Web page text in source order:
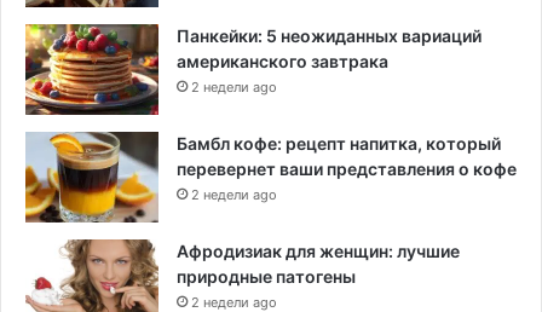
Панкейки: 5 неожиданных вариаций
американского завтрака
2 недели ago
Бамбл кофе: рецепт напитка, который
перевернет ваши представления о кофе
2 недели ago
Афродизиак для женщин: лучшие
природные патогены
2 недели ago